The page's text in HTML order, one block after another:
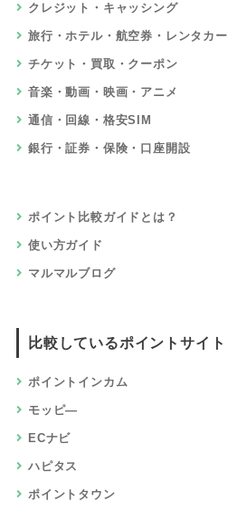
クレジット・キャッシング
旅行・ホテル・航空券・レンタカー
チケット・買取・クーポン
音楽・動画・映画・アニメ
通信・回線・格安SIM
銀行・証券・保険・口座開設
ポイント比較ガイドとは？
使い方ガイド
マルマルブログ
比較しているポイントサイト
ポイントインカム
モッピ―
ECナビ
ハピタス
ポイントタウン